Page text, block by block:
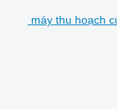
máy thu hoạch